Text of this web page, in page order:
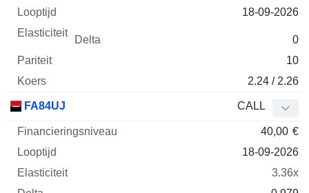
18-09-2026
0
10
2.24 / 2.26
FA84UJ CALL
40,00 €
18-09-2026
3.36x